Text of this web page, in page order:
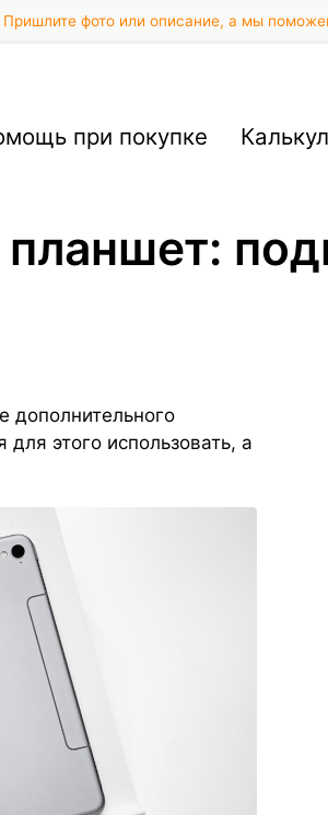
Пришлите фото или описание, а мы
при покупке
дополнительного
этого использовать, а